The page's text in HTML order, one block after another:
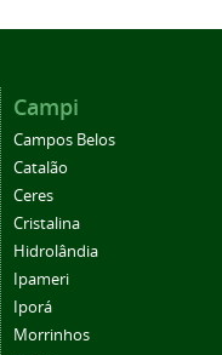
Campi
Campos Belos
Catalão
Ceres
Cristalina
Hidrolândia
Ipameri
Iporá
Morrinhos